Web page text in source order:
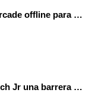
Instala MakeCode Arcade offline para programar grandes juegos sin necesidad de Internet
Programa con Scratch Jr una barrera que se desplaza para dar sensación de movimiento